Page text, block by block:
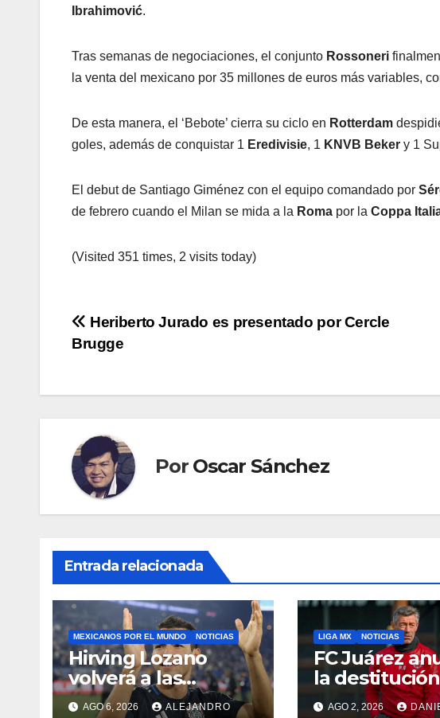
Ibrahimović.
Tras semanas de negociaciones, el conjunto Rossoneri
la venta del mexicano por 35 millones de euros más variables,
De esta manera, el ‘Bebote’ cierra su ciclo en Rotterdam
goles, además de conquistar 1 Eredivisie, 1 KNVB Beker y 1
El debut de Santiago Giménez con el equipo comandado por
de febrero cuando el Milan se mida a la Roma por la Coppa
(Visited 351 times, 2 visits today)
Navegación
de
entradas
Heriberto Jurado es presentado por Cercle
Brugge
Por Oscar Sánchez
Entrada relacionada
MEXICANOS POR EL MUNDO NOTICIAS
Hirving Lozano
volverá a las
canchas con LA
AGO 6, 2026 ALEJANDRO
LIGA MX NOTICIAS
FC Juárez
la
Pedro
AGO 2, 2026